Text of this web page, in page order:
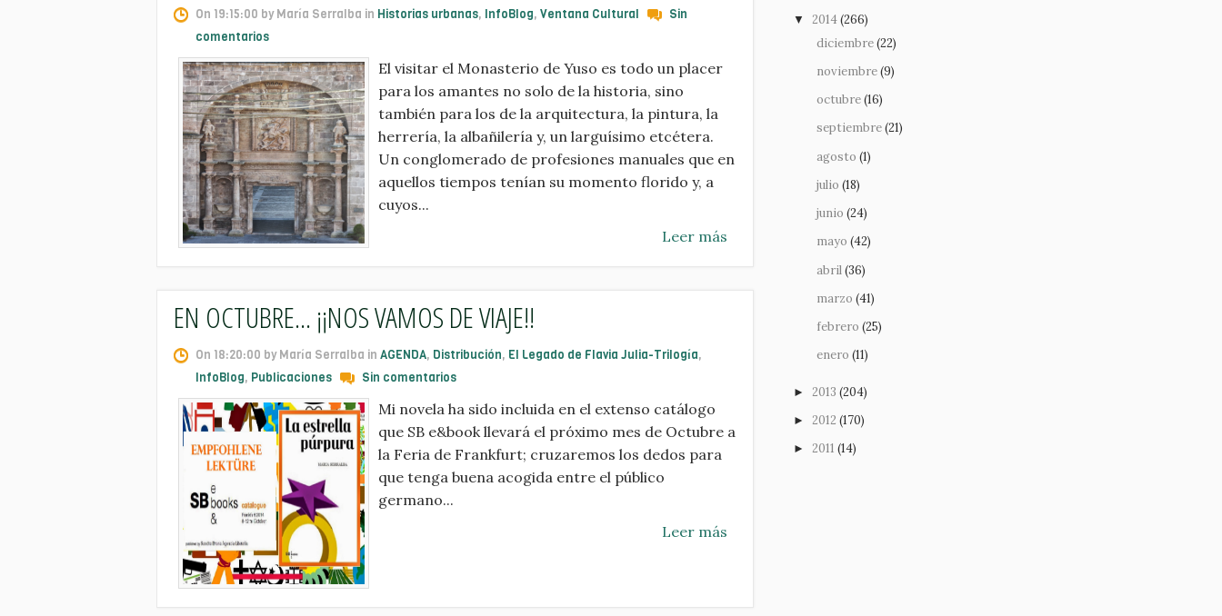
On 19:15:00 by María Serralba in Historias urbanas, InfoBlog, Ventana Cultural
Sin
comentarios
El visitar el Monasterio de Yuso es todo un placer
para los amantes no solo de la historia, sino
también para los de la arquitectura, la pintura, la
herrería, la albañilería y, un larguísimo etcétera.
Un conglomerado de profesiones manuales que en
aquellos tiempos tenían su momento florido y, a
cuyos...
Leer más
EN OCTUBRE... ¡¡NOS VAMOS DE VIAJE!!
On 18:20:00 by María Serralba in AGENDA, Distribución, El Legado de Flavia Julia-Trilogía,
InfoBlog, Publicaciones Sin comentarios
Mi novela ha sido incluida en el extenso catálogo
que SB e&book llevará el próximo mes de Octubre a
la Feria de Frankfurt; cruzaremos los dedos para
que tenga buena acogida entre el público
germano...
Leer más
▼ 2014(266)
diciembre(22)
noviembre(9)
octubre(16)
septiembre(21)
agosto (1)
julio (18)
junio (24)
mayo (42)
abril(36)
marzo (41)
febrero (25)
enero (11)
► 2013 (204)
► 2012 (170)
► 2011 (14)